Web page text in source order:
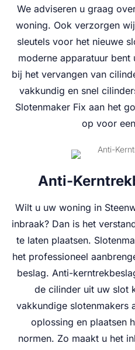
We adviseren u graag
woning. Ook verzorgen
sleutels voor het nieuwe
moderne apparatuur
bij het vervangen van
vakkundig en snel
Slotenmaker Fix aan het
op voor
Anti-
Wilt u uw woning in
inbraak? Dan is het
te laten plaatsen.
het professioneel
beslag. Anti-
de cilinder uit uw slot
vakkundige slotenmakers
oplossing en plaatsen
normen. Zo maakt u het